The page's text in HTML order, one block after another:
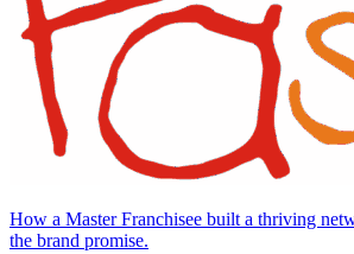
How a Master Franchisee built a thriving
the brand promise.